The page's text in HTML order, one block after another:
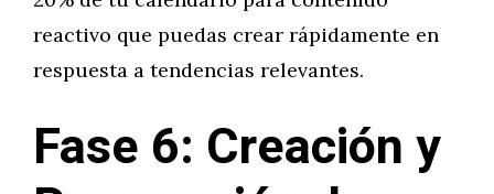
reactivo que puedas crear rápidamente en
respuesta a tendencias relevantes.
Fase 6: Creación y